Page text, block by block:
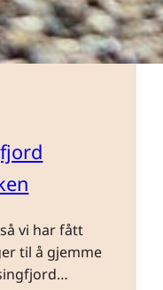
vi har fått
til å gjemme